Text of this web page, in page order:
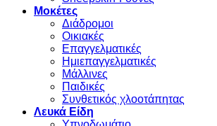
Μοκέτες
Διάδρομοι
Οικιακές
Επαγγελματικές
Ημιεπαγγελματικές
Μάλλινες
Παιδικές
Συνθετικός χλοοτάπητας
Λευκά Είδη